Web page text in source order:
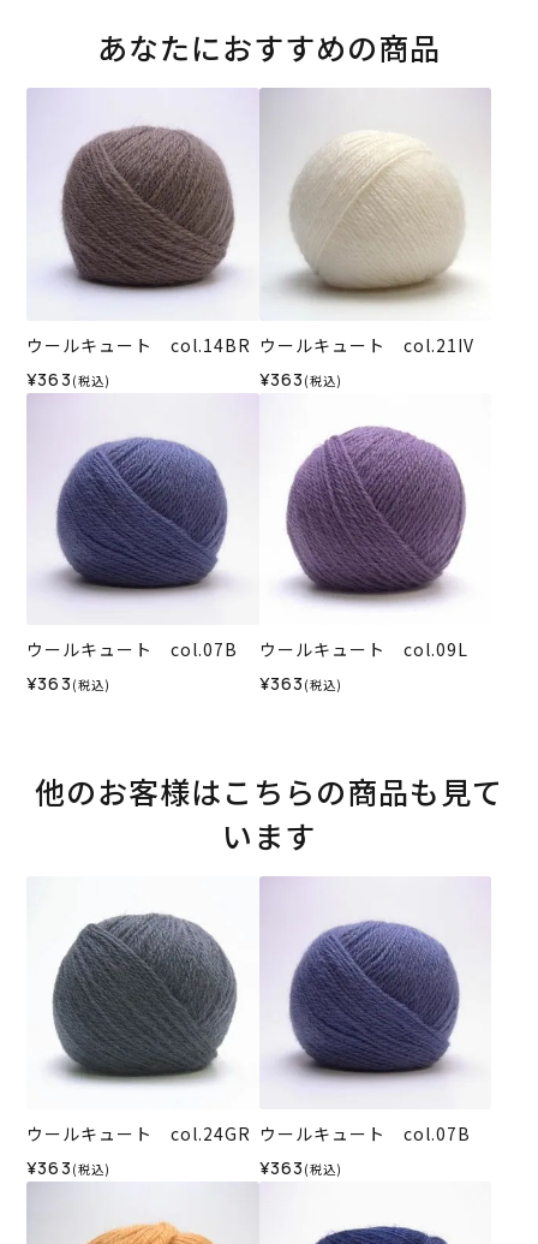
あなたにおすすめの商品
ウールキュート col.14BR
¥363 (税込)
ウールキュート col.21IV
¥363 (税込)
ウールキュート col.07B
¥363 (税込)
ウールキュート col.09L
¥363 (税込)
他のお客様はこちらの商品も見て
います
ウールキュート col.24GR
¥363 (税込)
ウールキュート col.07B
¥363 (税込)